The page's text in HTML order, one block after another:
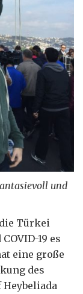
und
Türkei
19 es
eine große
des